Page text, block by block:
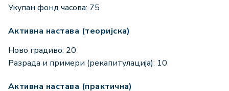
Укупан фонд часова: 75
Активна настава (теоријска)
Ново градиво: 20
Разрада и примери (рекапитулација): 10
Активна настава (практична)